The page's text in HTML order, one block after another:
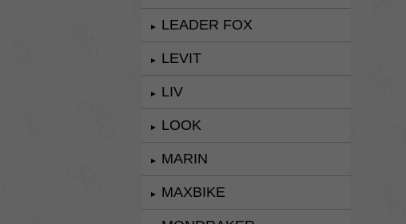
► LEADER FOX
► LEVIT
► LIV
► LOOK
► MARIN
► MAXBIKE